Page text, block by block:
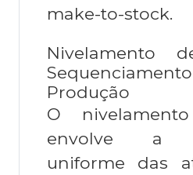
make-to-stock.
Nivelamento
Produção
O
envolve a
uniforme das